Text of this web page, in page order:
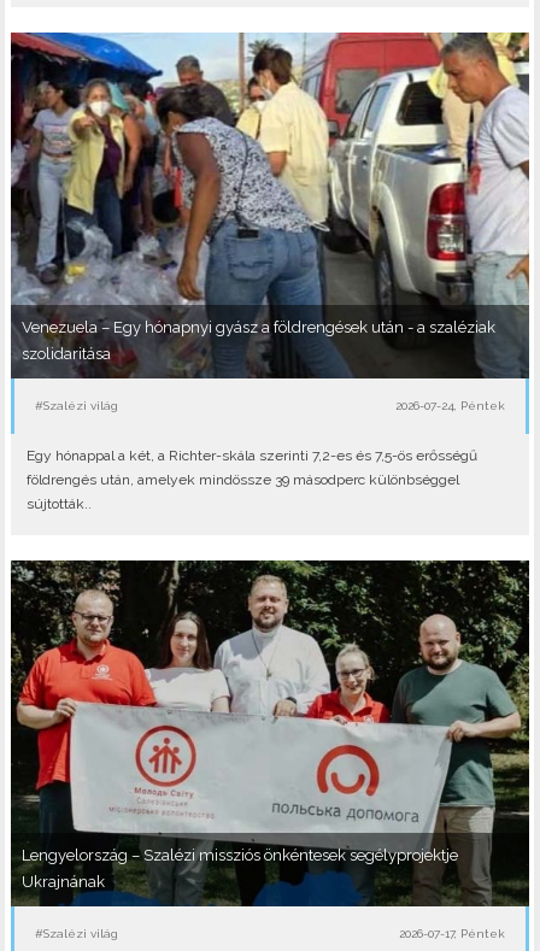
Venezuela – Egy hónapnyi gyász a földrengések után - a szaléziak
szolidaritása
#Szalézi világ 2026-07-24, Péntek
Egy hónappal a két, a Richter-skála szerinti 7,2-es és 7,5-ös erősségű
földrengés után, amelyek mindössze 39 másodperc különbséggel
sújtották..
Lengyelország – Szalézi missziós önkéntesek segélyprojektje
Ukrajnának
#Szalézi világ 2026-07-17, Péntek